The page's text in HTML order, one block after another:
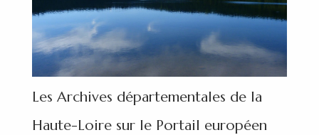
Les Archives départementales de la
Haute-Loire sur le Portail européen